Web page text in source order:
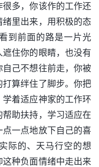
多，你该作的工作还
里出来，用积极的态
到前面的路是一片光
住你的眼睛，也没有
己不想往前走，你被
算绊住了脚步。你把
着适应神家的工作环
助扶持，学习适应在
一点地放下自己的喜
际的、天马行空的想
种负面情绪中走出来